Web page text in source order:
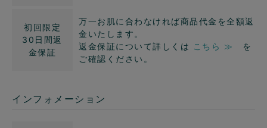
初回限定
30日間返
金保証
万一お肌に合わなければ商品代金を全額返
金いたします。
返金保証について詳しくは
こちら ≫
を
ご確認ください。
インフォメーション